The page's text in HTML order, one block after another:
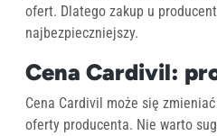
ofert. Dlatego zakup u
najbezpieczniejszy.
Cena Cardivil:
Cena Cardivil może się
oferty producenta. Nie warto